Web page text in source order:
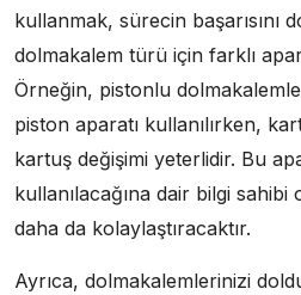
kullanmak, sürecin başarısını
dolmakalem türü için farklı
Örneğin, pistonlu
piston aparatı kullanılırken,
kartuş değişimi yeterlidir. Bu
kullanılacağına dair bilgi
daha da kolaylaştıracaktır.
Ayrıca, dolmakalemlerinizi